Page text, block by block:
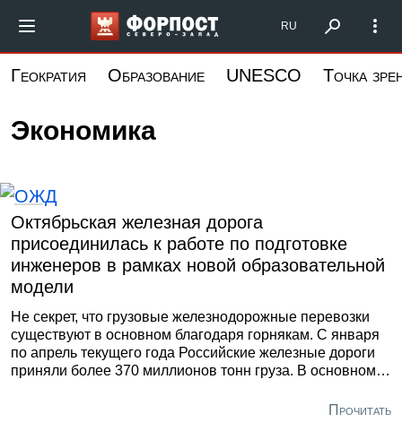
основному
Форпост Северо-Запад
RU
Геократия Образование UNESCO Точка
Экономика
Октябрьская железная дорога
присоединилась к работе по подготовке
инженеров в рамках новой образовательной
модели
Не секрет, что грузовые железнодорожные перевозки
существуют в основном благодаря горнякам. С января
по апрель текущего года Российские железные дороги
приняли более 370 миллионов тонн груза. В основном
железная и марганцевая руда – горняцкая продукция.
Прочитать